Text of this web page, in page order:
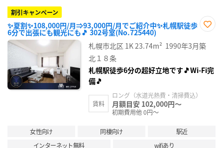
割引キャンペーン
✨夏割✨108,000円/月⇒93,000円/月でご紹介中✨札幌駅徒歩
6分で出張にも観光にも🎵 302号室(No.725440)
に入
り登
札幌市北区 1K23.74m² 1990年3月築
北１８条
札幌駅徒歩6分の超好立地です🎵Wi-Fi完
備🎵
賃料
ロング（水道光熱費・清掃費込）
月額目安 102,000円～
初期費用他 0円～
女性向け 同棲向け
駅近
インターネット無料
wifiあり